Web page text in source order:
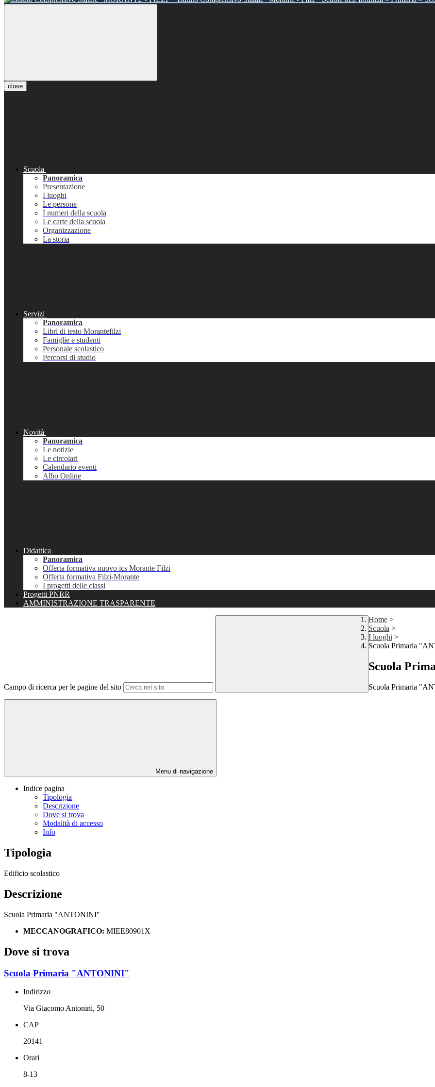
close
Scuola
Panoramica
Presentazione
I luoghi
Le persone
I numeri della scuola
Le carte della scuola
Organizzazione
La storia
Servizi
Panoramica
Libri di testo Morantefilzi
Famiglie e studenti
Personale scolastico
Percorsi di studio
Novità
Panoramica
Le notizie
Le circolari
Calendario eventi
Albo Online
Didattica
Panoramica
Offerta formativa nuovo ics Morante Filzi
Offerta formativa Filzi-Morante
I progetti delle classi
Progetti PNRR
AMMINISTRAZIONE TRASPARENTE
Campo di ricerca per le pagine del sito
Home >
Scuola >
I luoghi >
Scuola Primaria
Scuola
Scuola Primaria
Menu di navigazione
Indice pagina
Tipologia
Descrizione
Dove si trova
Modalità di accesso
Info
Tipologia
Edificio scolastico
Descrizione
Scuola Primaria "ANTONINI"
MECCANOGRAFICO: MIEE80901X
Dove si trova
Scuola Primaria "ANTONINI"
Indirizzo
Via Giacomo Antonini, 50
CAP
20141
Orari
8-13